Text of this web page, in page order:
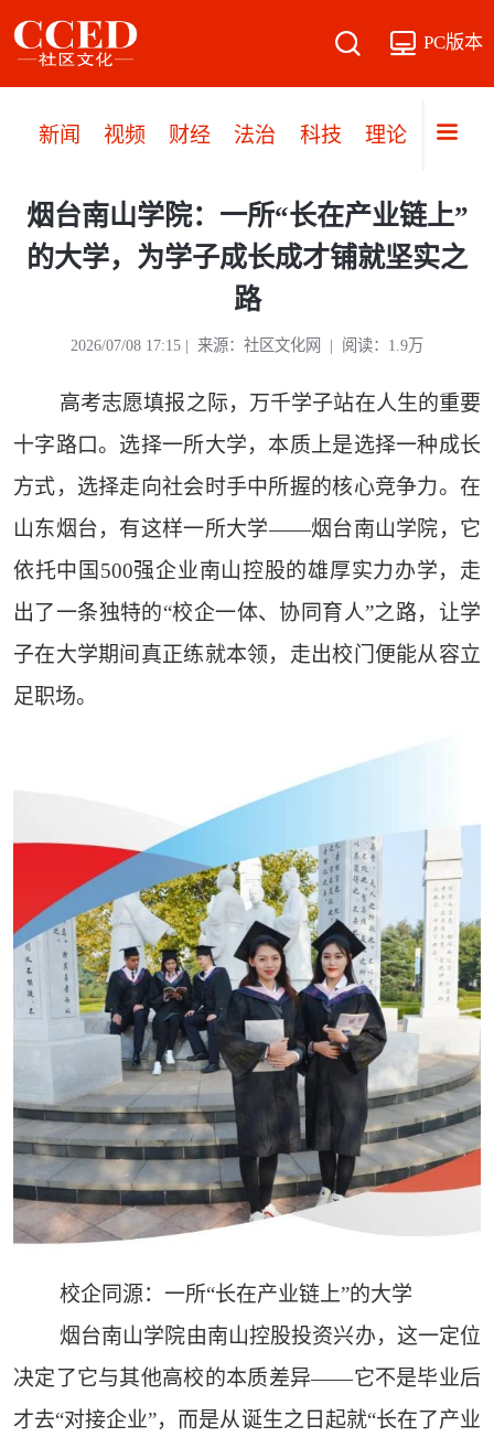
PC版本
新闻 视频 财经 法治 科技 理论 党建
烟台南山学院：一所“长在产业链上”
的大学，为学子成长成才铺就坚实之
路
2026/07/08 17:15 | 来源：社区文化网 | 阅读：1.9万
高考志愿填报之际，万千学子站在人生的重要
十字路口。选择一所大学，本质上是选择一种成长
方式，选择走向社会时手中所握的核心竞争力。在
山东烟台，有这样一所大学——烟台南山学院，它
依托中国500强企业南山控股的雄厚实力办学，走
出了一条独特的“校企一体、协同育人”之路，让学
子在大学期间真正练就本领，走出校门便能从容立
足职场。
校企同源：一所“长在产业链上”的大学
烟台南山学院由南山控股投资兴办，这一定位
决定了它与其他高校的本质差异——它不是毕业后
才去“对接企业”，而是从诞生之日起就“长在了产业